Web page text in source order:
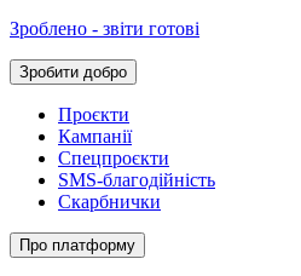
Зроблено - звіти готові
Зробити добро
Проєкти
Кампанії
Спецпроєкти
SMS-благодійність
Скарбнички
Про платформу